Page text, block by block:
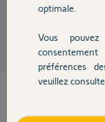
Devis avec
Contact
optimale.
Vous
préférences
veuillez